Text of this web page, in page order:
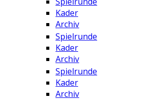
Kader
Archiv
Spielrunde
Kader
Archiv
Spielrunde
Kader
Archiv